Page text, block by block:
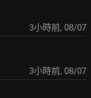
3小時前, 08/07
3小時前, 08/07